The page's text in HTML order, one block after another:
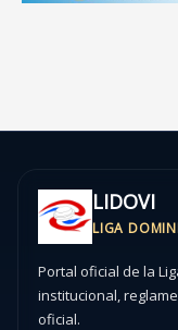
LIDOVI
LIGA
Portal oficial de la
institucional,
oficial.